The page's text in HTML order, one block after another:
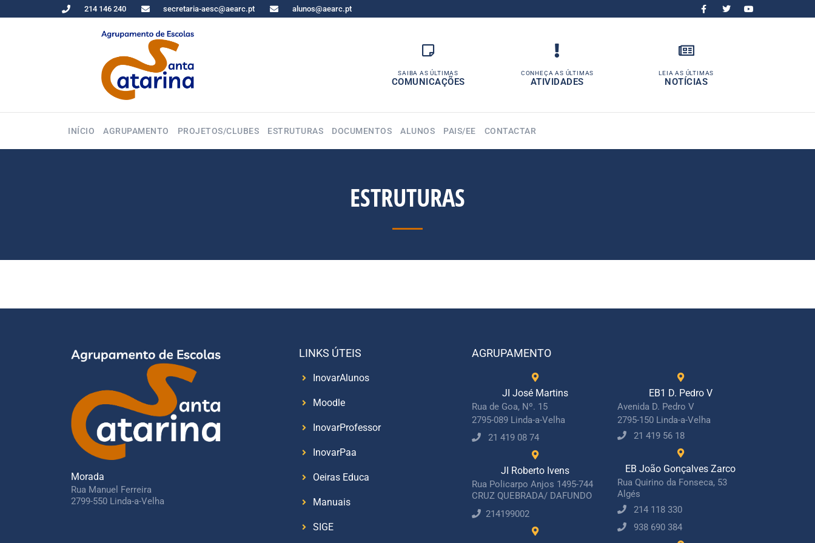
214 146 240 secretaria-aesc@aearc.pt alunos@aearc.pt
SAIBA AS ÚLTIMAS
COMUNICAÇÕES
CONHEÇA AS ÚLTIMAS
ATIVIDADES
LEIA AS ÚLTIMAS
NOTÍCIAS
INÍCIO AGRUPAMENTO PROJETOS/CLUBES ESTRUTURAS DOCUMENTOS ALUNOS PAIS/EE CONTACTAR
ESTRUTURAS
Morada
Rua Manuel Ferreira
2799-550 Linda-a-Velha
LINKS ÚTEIS
InovarAlunos
Moodle
InovarProfessor
InovarPaa
Oeiras Educa
Manuais
SIGE
AGRUPAMENTO
JI José Martins
Rua de Goa, Nº. 15
2795-089 Linda-a-Velha
21 419 08 74
JI Roberto Ivens
Rua Policarpo Anjos 1495-744
CRUZ QUEBRADA/ DAFUNDO
214199002
EB1 D. Pedro V
Avenida D. Pedro V
2795-150 Linda-a-Velha
21 419 56 18
EB João Gonçalves Zarco
Rua Quirino da Fonseca, 53
Algés
214 118 330
938 690 384